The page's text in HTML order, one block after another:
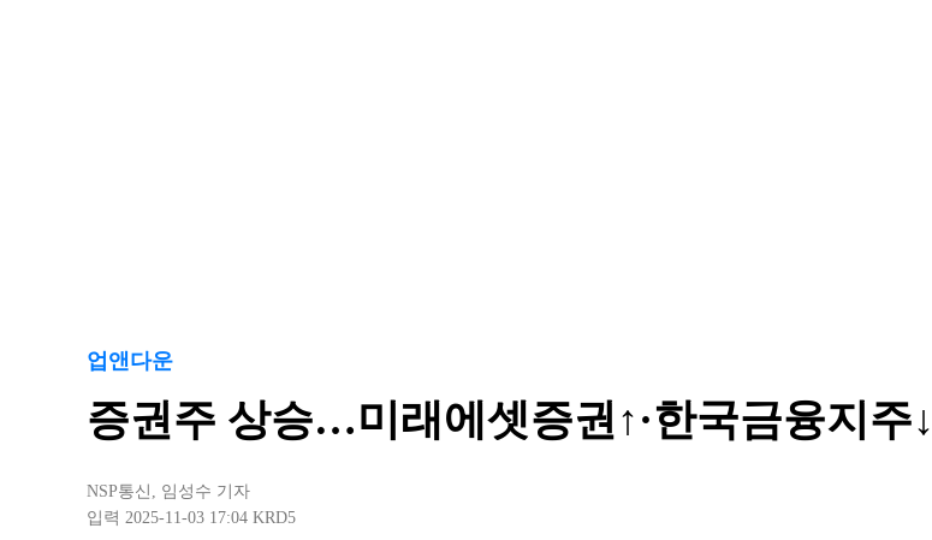
업앤다운
증권주 상승…미래에셋증권↑·한국금융지주↓
NSP통신 , 임성수 기자
입력 2025-11-03 17:04 KRD5